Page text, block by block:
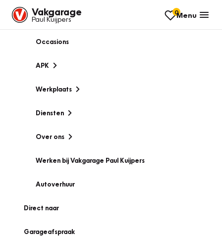
Vakgarage
Paul Kuijpers
0Menu
Occasions
APK
Werkplaats
Diensten
Over ons
Werken bij Vakgarage Paul Kuijpers
Autoverhuur
Direct naar
Garageafspraak